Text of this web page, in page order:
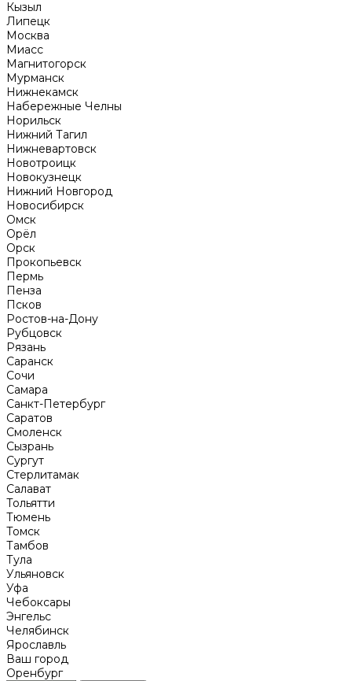
Кызыл
Липецк
Москва
Миасс
Магнитогорск
Мурманск
Нижнекамск
Набережные Челны
Норильск
Нижний Тагил
Нижневартовск
Новотроицк
Новокузнецк
Нижний Новгород
Новосибирск
Омск
Орёл
Орск
Прокопьевск
Пермь
Пенза
Псков
Ростов-на-Дону
Рубцовск
Рязань
Саранск
Сочи
Самара
Санкт-Петербург
Саратов
Смоленск
Сызрань
Сургут
Стерлитамак
Салават
Тольятти
Тюмень
Томск
Тамбов
Тула
Ульяновск
Уфа
Чебоксары
Энгельс
Челябинск
Ярославль
Ваш город
Оренбург